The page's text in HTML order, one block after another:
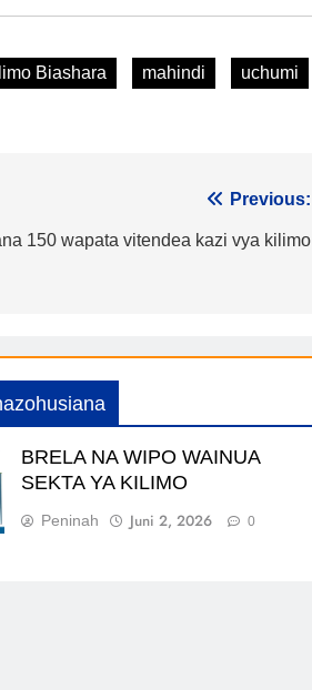
Biashara mahindi uchumi
Previous:
150 wapata vitendea kazi vya kilimo
BRELA NA WIPO WAINUA
SEKTA YA KILIMO
Peninah Juni 2, 2026 0